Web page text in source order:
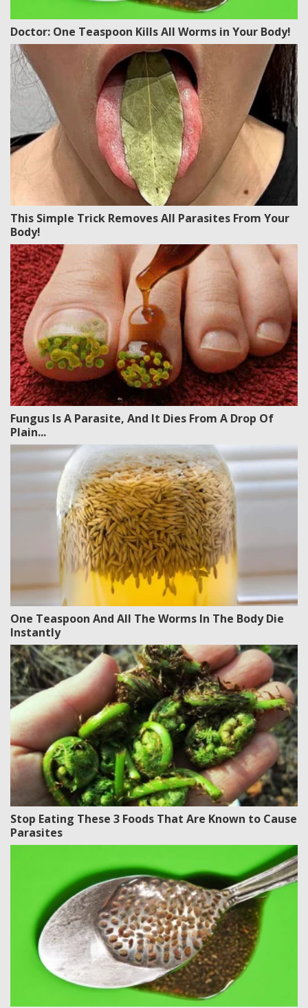
Doctor: One Teaspoon Kills All Worms in Your Body!
This Simple Trick Removes All Parasites From Your
Body!
Fungus Is A Parasite, And It Dies From A Drop Of
Plain...
One Teaspoon And All The Worms In The Body Die
Instantly
Stop Eating These 3 Foods That Are Known to Cause
Parasites